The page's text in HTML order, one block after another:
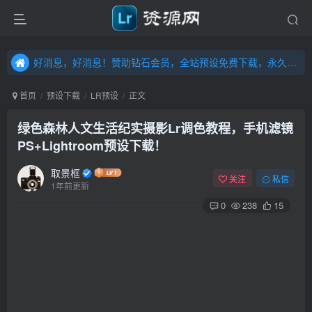
好消息，好消息！赞助钻石会员，全站预设免费下载，永久钻石会员，”送“万元超值资源，内容丰富，容量高达20T，不断更新！点击进入……
好消息，好消息！赞助钻石会员，全站预设免费下载，永久钻石会员，”送“万元超值资源，内容丰富，容量高达20T，不断更新！点击进入……
首页 预设下载 LR预设 正文
绿色森林人文生活纪实摄影Lr调色教程，手机滤镜
PS+Lightroom预设下载！
取景框
1年前更新
关注 私信
0 238 15